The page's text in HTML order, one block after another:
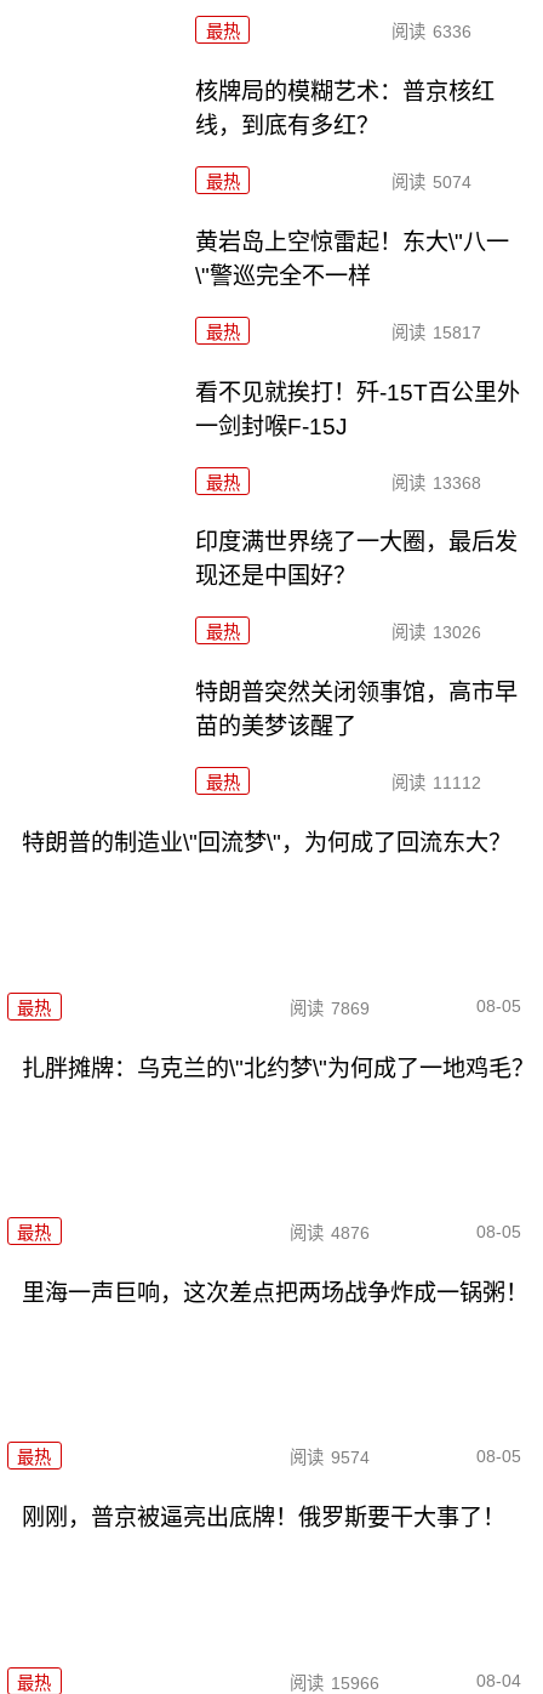
最热 阅读 6336
核牌局的模糊艺术：普京核红
线，到底有多红？
最热 阅读 5074
黄岩岛上空惊雷起！东大\"八一
\"警巡完全不一样
最热 阅读 15817
看不见就挨打！歼-15T百公里外
一剑封喉F-15J
最热 阅读 13368
印度满世界绕了一大圈，最后发
现还是中国好？
最热 阅读 13026
特朗普突然关闭领事馆，高市早
苗的美梦该醒了
最热 阅读 11112
特朗普的制造业\"回流梦\"，为何成了回流东大？
最热 阅读 7869 08-05
扎胖摊牌：乌克兰的\"北约梦\"为何成了一地鸡毛？
最热 阅读 4876 08-05
里海一声巨响，这次差点把两场战争炸成一锅粥！
最热 阅读 9574 08-05
刚刚，普京被逼亮出底牌！俄罗斯要干大事了！
最热 阅读 15966 08-04